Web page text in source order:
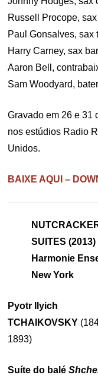
Russell Procope,
Paul Gonsalves, sax
Harry Carney, sax
Aaron Bell,
Sam Woodyard,
Gravado em 26 e 31
nos estúdios Radio
Unidos.
BAIXE AQUI –
SUITES (2013)
Harmonie
New York
Pyotr Ilyich
TCHAIKOVSKY
1893)
Suíte do balé